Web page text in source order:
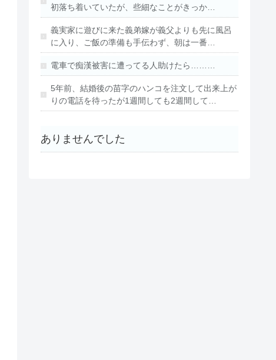
初落ち着いていたが、些細なことがきっか…
義実家に遊びに来た義弟嫁が義父よりも先に風呂
に入り、ご飯の準備も手伝わず、朝は一番…
電車で痴漢被害に遭ってる人助けたら………
5年前、結婚後の苗字のハンコを注文して出来上が
りの電話を待ったが1週間しても2週間して…
ありませんでした